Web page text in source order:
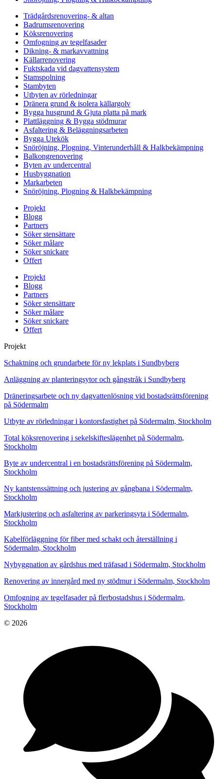
Trädgårdsrenovering- & altan
Badrumsrenovering
Köksrenovering
Omfogning av tegelfasader
Dikning- & markavvattning
Källarrenovering
Fuktskada vid dagvattensystem
Stamspolning
Stambyten
Utbyten av rörledningar
Dränera grund & isolera källargolv
Bygga husgrund & Gjuta platta på mark
Plattläggning & Bygga stödmurar
Asfaltering & Beläggningsarbeten
Bygga Utekök
Snöröjning, Plogning, Vinterunderhåll & Halkbekämpning
Balkongrenovering
Byten av undercentral
Husbyggnation
Markarbeten
Snöröjning, Plogning & Halkbekämpning
Projekt
Blogg
Partners
Söker stensättare
Söker målare
Söker snickare
Offert
Projekt
Blogg
Partners
Söker stensättare
Söker målare
Söker snickare
Offert
Projekt
Schaktning och grundarbete för ny lekplats i Sundbyberg
Anläggning av planteringsytor och gångstråk i Sundbyberg
Dräneringsarbete och ny dagvattenlösning vid bostadsrättsförening
på Södermalm
Utbyte av rörledningar i kontorsfastighet på Södermalm, Stockholm
Total köksrenovering i sekelskifteslägenhet på Södermalm,
Stockholm
Byte av undercentral i en bostadsrättsförening på Södermalm,
Stockholm
Ny kantstenssättning och justering av gångbana i Södermalm,
Stockholm
Markjustering och asfaltering av parkeringsyta i Södermalm,
Stockholm
Kabelförläggning för fiber med schakt och återställning i
Södermalm, Stockholm
Nybyggnation av gårdshus med träfasad i Södermalm, Stockholm
Renovering av innergård med ny stödmur i Södermalm, Stockholm
Omfogning av tegelfasader på flerbostadshus i Södermalm,
Stockholm
© 2026